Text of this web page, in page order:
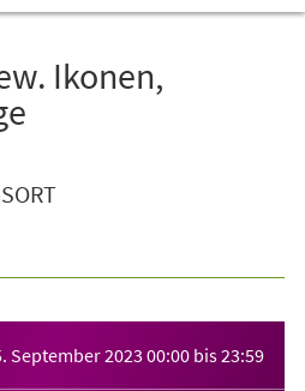
Ikonen,
September 2023 00:00 bis23:59